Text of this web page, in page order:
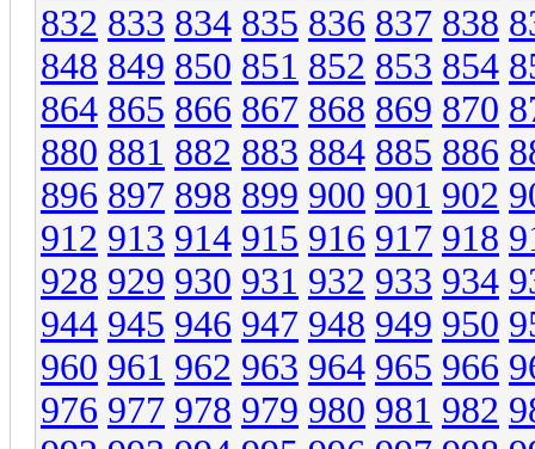
832 833 834 835 836 837 838
848 849 850 851 852 853 854
864 865 866 867 868 869 870
880 881 882 883 884 885 886
896 897 898 899 900 901 902
912 913 914 915 916 917 918
928 929 930 931 932 933 934
944 945 946 947 948 949 950
960 961 962 963 964 965 966
976 977 978 979 980 981 982